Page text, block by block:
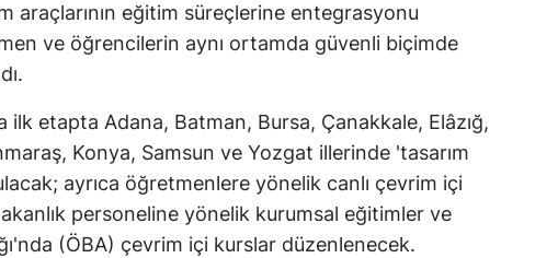
araçlarının eğitim süreçlerine entegrasyonu
ve öğrencilerin aynı ortamda güvenli biçimde
ilk etapta Adana, Batman, Bursa, Çanakkale, Elâzığ,
Konya, Samsun ve Yozgat illerinde 'tasarım
ayrıca öğretmenlere yönelik canlı çevrim içi
personeline yönelik kurumsal eğitimler ve
(ÖBA) çevrim içi kurslar düzenlenecek.